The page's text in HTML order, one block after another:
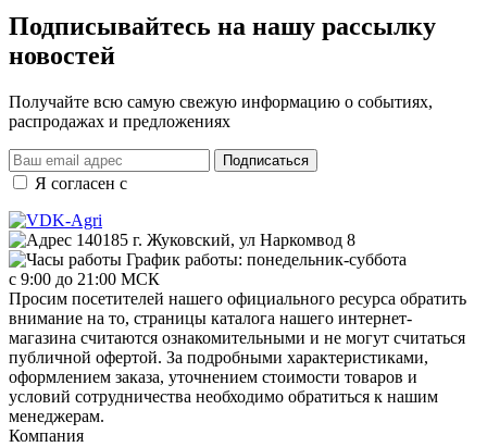
Подписывайтесь на нашу рассылку
новостей
Получайте всю самую свежую информацию о событиях,
распродажах и предложениях
Подписаться
Я согласен с
140185 г. Жуковский, ул Наркомвод 8
График работы: понедельник-суббота
с 9:00 до 21:00 МСК
Просим посетителей нашего официального ресурса обратить
внимание на то, страницы каталога нашего интернет-
магазина считаются ознакомительными и не могут считаться
публичной офертой. За подробными характеристиками,
оформлением заказа, уточнением стоимости товаров и
условий сотрудничества необходимо обратиться к нашим
менеджерам.
Компания